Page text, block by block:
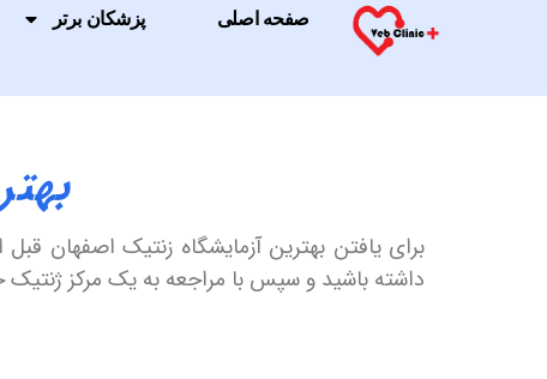
صفحه اصلی پزشکان برتر
برای یافتن بهترین آزمایشگاه زنتیک اصفهان
داشته باشید و سپس با مراجعه به یک مرکز